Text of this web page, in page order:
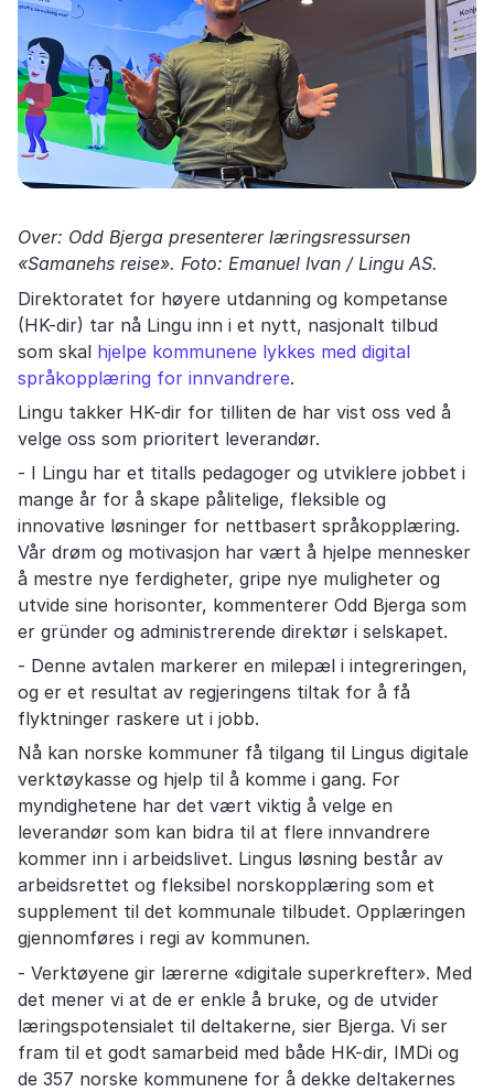
Over: Odd Bjerga presenterer læringsressursen
«Samanehs reise». Foto: Emanuel Ivan / Lingu AS.
Direktoratet for høyere utdanning og kompetanse
(HK-dir) tar nå Lingu inn i et nytt, nasjonalt tilbud
som skal hjelpe kommunene lykkes med digital
språkopplæring for innvandrere.
Lingu takker HK-dir for tilliten de har vist oss ved å
velge oss som prioritert leverandør.
- I Lingu har et titalls pedagoger og utviklere jobbet i
mange år for å skape pålitelige, fleksible og
innovative løsninger for nettbasert språkopplæring.
Vår drøm og motivasjon har vært å hjelpe mennesker
å mestre nye ferdigheter, gripe nye muligheter og
utvide sine horisonter, kommenterer Odd Bjerga som
er gründer og administrerende direktør i selskapet.
- Denne avtalen markerer en milepæl i integreringen,
og er et resultat av regjeringens tiltak for å få
flyktninger raskere ut i jobb.
Nå kan norske kommuner få tilgang til Lingus digitale
verktøykasse og hjelp til å komme i gang. For
myndighetene har det vært viktig å velge en
leverandør som kan bidra til at flere innvandrere
kommer inn i arbeidslivet. Lingus løsning består av
arbeidsrettet og fleksibel norskopplæring som et
supplement til det kommunale tilbudet. Opplæringen
gjennomføres i regi av kommunen.
- Verktøyene gir lærerne «digitale superkrefter». Med
det mener vi at de er enkle å bruke, og de utvider
læringspotensialet til deltakerne, sier Bjerga. Vi ser
fram til et godt samarbeid med både HK-dir, IMDi og
de 357 norske kommunene for å dekke deltakernes